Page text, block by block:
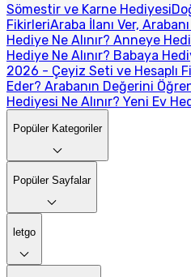
Sömestir ve Karne Hediyesi
FikirleriAraba İlanı Ver,
Hediye Ne Alınır? Anneye
Hediye Ne Alınır? Babaya
2026 - Çeyiz Seti ve Hesaplı
Eder? Arabanın Değerini
Hediyesi Ne Alınır? Yeni Ev
Popüler Kategoriler
Popüler Sayfalar
letgo